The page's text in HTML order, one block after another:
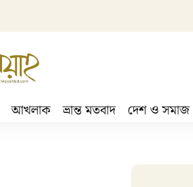
আখলাক ভ্রান্ত মতবাদ দেশ ও সমাজ